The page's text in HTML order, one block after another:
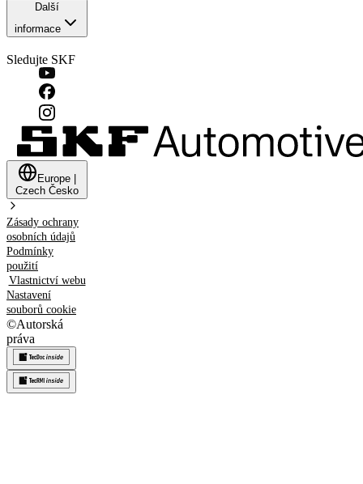
Další
informace
Sledujte SKF
Europe
Czech Česko
Zásady ochrany
osobních údajů
Podmínky
použití
Vlastnictví webu
Nastavení
souborů cookie
©Autorská
práva